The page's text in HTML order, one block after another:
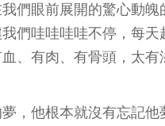
們眼前展開的驚心動
們哇哇哇哇不停，每
、有肉、有骨頭，太有
，他根本就沒有忘記